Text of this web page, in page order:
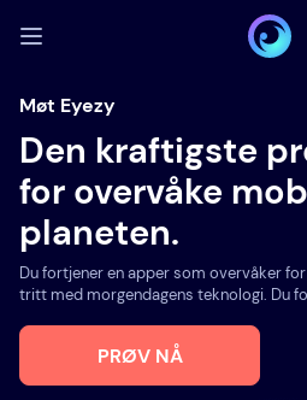
LOGG INN
Demo
Egenskaper
Om oss
Blogg
Møt Eyezy
Den kraftigste
for overvåke
planeten.
Du fortjener en apper som overvåker
tritt med morgendagens teknologi. Du
PRØV NÅ